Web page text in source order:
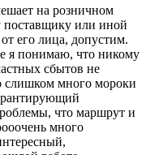
на розничном
поставщику или иной
его лица, допустим.
я понимаю, что никому
сбытов не
слишком много мороки
что маршрут и
много